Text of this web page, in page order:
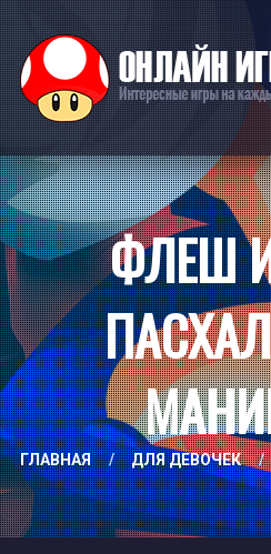
ФЛЕШ
ГЛАВНАЯ / ДЛЯ ДЕВОЧЕК /